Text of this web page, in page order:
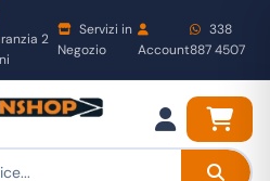
2
Servizi in
Negozio
Account
338
887 4507